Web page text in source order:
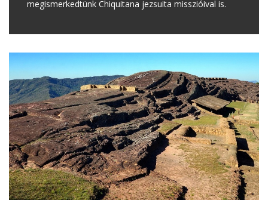
megismerkedtünk Chiquitana jezsuita misszióival is.